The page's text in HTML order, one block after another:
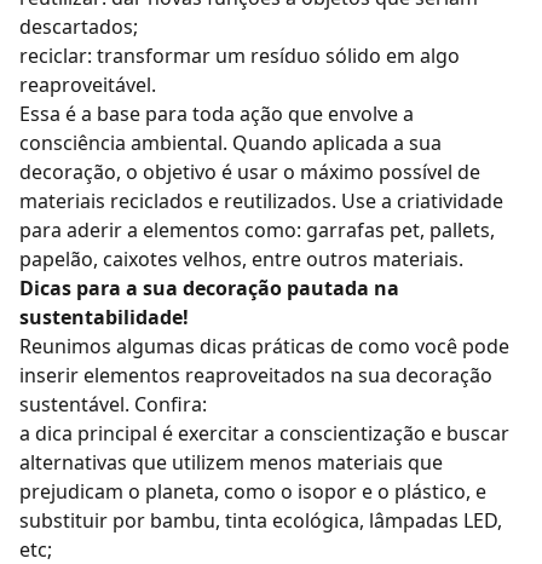
descartados;
reciclar: transformar um resíduo sólido em algo
reaproveitável.
Essa é a base para toda ação que envolve a
consciência ambiental. Quando aplicada a sua
decoração, o objetivo é usar o máximo possível de
materiais reciclados e reutilizados. Use a criatividade
para aderir a elementos como: garrafas pet, pallets,
papelão, caixotes velhos, entre outros materiais.
Dicas para a sua decoração pautada na
sustentabilidade!
Reunimos algumas dicas práticas de como você pode
inserir elementos reaproveitados na sua decoração
sustentável. Confira:
a dica principal é exercitar a conscientização e buscar
alternativas que utilizem menos materiais que
prejudicam o planeta, como o isopor e o plástico, e
substituir por bambu, tinta ecológica, lâmpadas LED,
etc;